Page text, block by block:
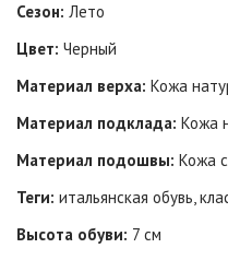
Сезон: Лето
Цвет: Черный
Материал верха: Кожа
Материал подклада: Кожа
Материал подошвы: Кожа
Теги: итальянская обувь,
Высота обуви: 7 см